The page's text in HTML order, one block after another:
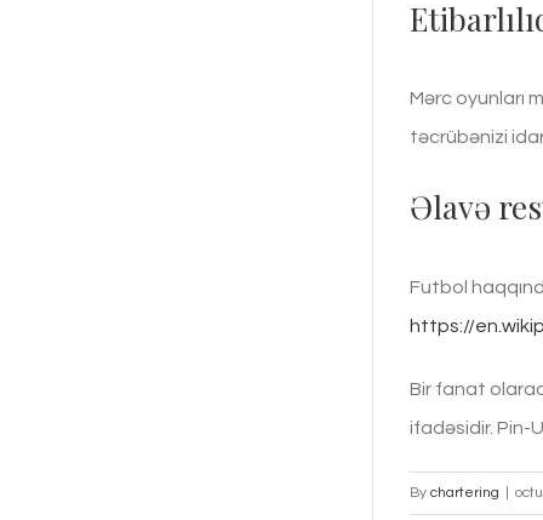
Mərc oyunları
təcrübənizi
Əlavə
Futbol
https://
Bir fanat
ifadəsidir. Pin-
By chartering